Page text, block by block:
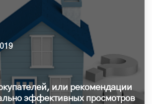
или рекомендации
эффективных просмотров